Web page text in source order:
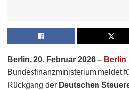
Berlin, 20. Februar 2026 – Berlin
Bundesfinanzministerium meldet
Rückgang der Deutschen